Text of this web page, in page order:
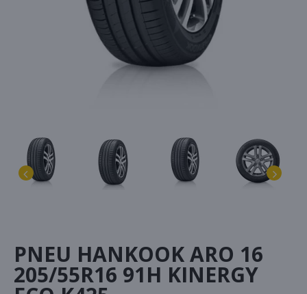
PNEU HANKOOK ARO 16
205/55R16 91H KINERGY